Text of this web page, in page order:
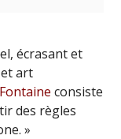
écrasant et
art
consiste
des règles
»